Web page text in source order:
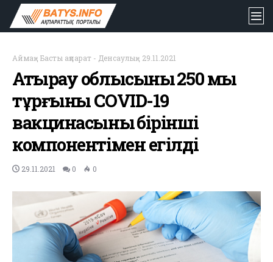
Аймақ- Басты ақпарат - Денсаулық- 29.11.2021
Атырау облысының 250 мың
тұрғыны COVID-19
вакцинасының бірінші
компонентімен егілді
29.11.2021 0 0